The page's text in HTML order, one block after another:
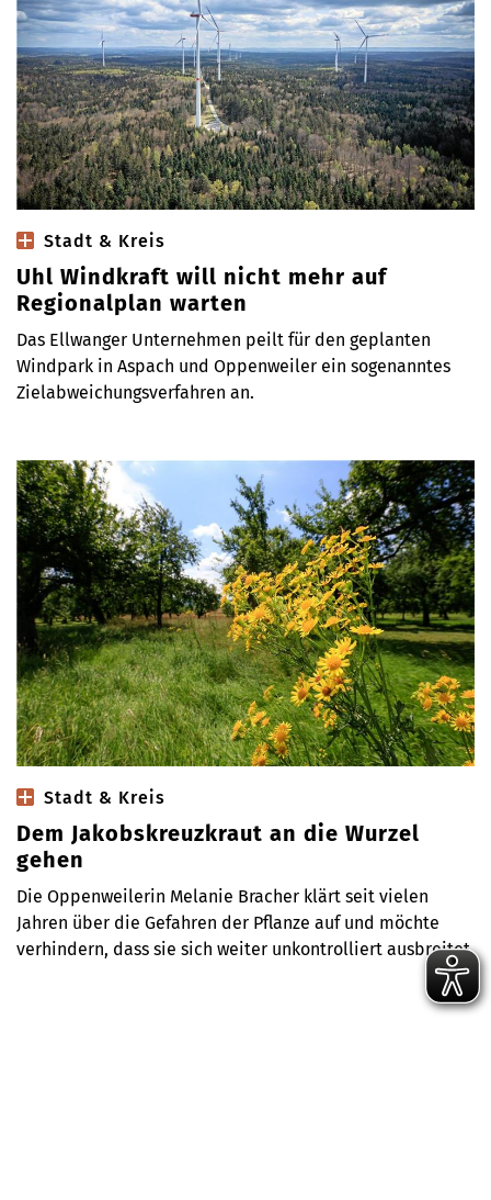
Stadt & Kreis
Uhl Windkraft will nicht mehr auf
Regionalplan warten
Das Ellwanger Unternehmen peilt für den geplanten
Windpark in Aspach und Oppenweiler ein sogenanntes
Zielabweichungsverfahren an.
Stadt & Kreis
Dem Jakobskreuzkraut an die Wurzel
gehen
Die Oppenweilerin Melanie Bracher klärt seit vielen
Jahren über die Gefahren der Pflanze auf und möchte
verhindern, dass sie sich weiter unkontrolliert ausbreitet.